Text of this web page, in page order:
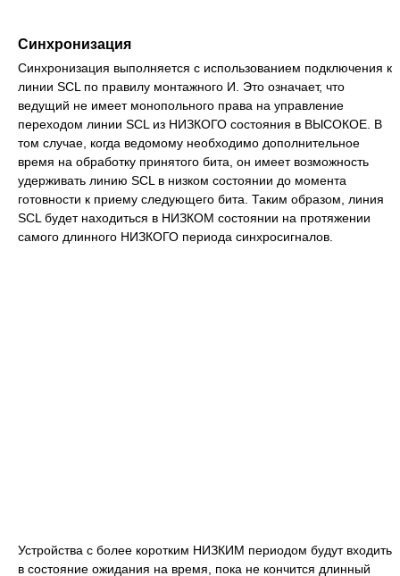
Синхронизация
Синхронизация выполняется с использованием подключения к
линии SCL по правилу монтажного И. Это означает, что
ведущий не имеет монопольного права на управление
переходом линии SCL из НИЗКОГО состояния в ВЫСОКОЕ. В
том случае, когда ведомому необходимо дополнительное
время на обработку принятого бита, он имеет возможность
удерживать линию SCL в низком состоянии до момента
готовности к приему следующего бита. Таким образом, линия
SCL будет находиться в НИЗКОМ состоянии на протяжении
самого длинного НИЗКОГО периода синхросигналов.
Устройства с более коротким НИЗКИМ периодом будут входить
в состояние ожидания на время, пока не кончится длинный